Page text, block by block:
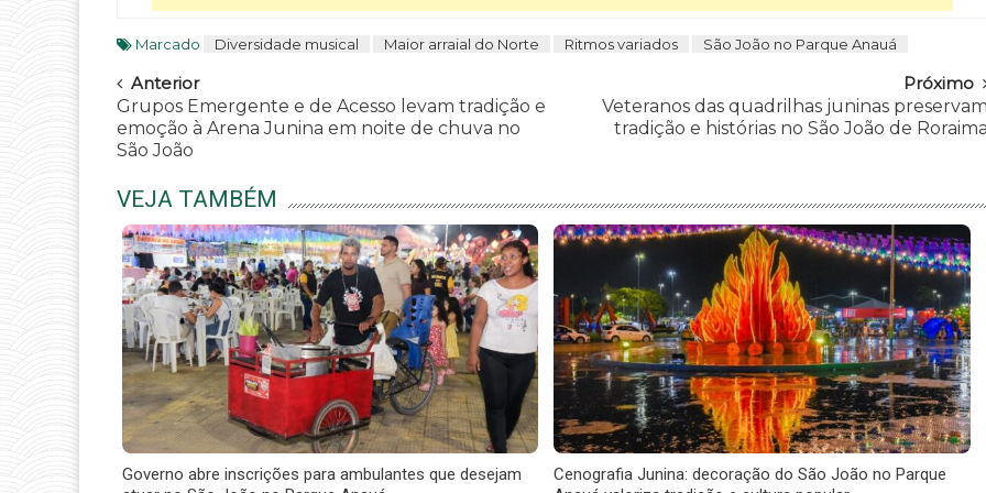
Marcado Diversidade musical Maior arraial do Norte Ritmos variados São João no Parque Anauá
Navegar
Anterior
Grupos Emergente e de Acesso levam tradição e
emoção à Arena Junina em noite de chuva no
São João
Próximo
Veteranos das quadrilhas juninas
tradição e histórias no São João de
VEJA TAMBÉM
Governo abre inscrições para ambulantes que desejam
Cenografia Junina: decoração do São João no Parque